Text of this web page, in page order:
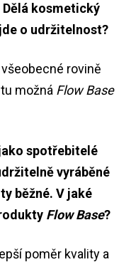
kosmetický
o udržitelnost?
rovině
možná Flow Base
spotřebitelé
vyráběné
běžné. V jaké
Flow Base?
poměr kvality a